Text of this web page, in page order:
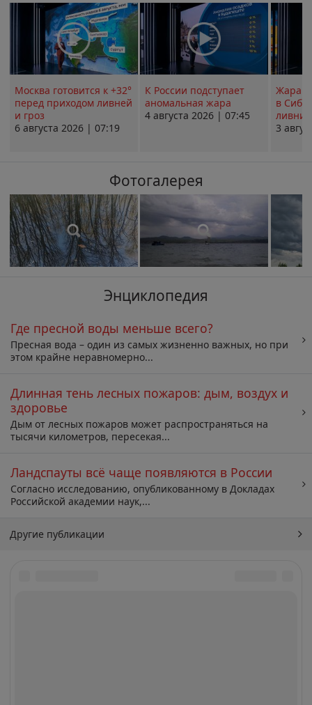
Москва готовится к +32°
перед приходом ливней
и гроз
6 августа 2026 | 07:19
К России подступает
аномальная жара
4 августа 2026 | 07:45
Жара в
в
ливни
3
Фотогалерея
Энциклопедия
Где пресной воды меньше всего?
Пресная вода – один из самых жизненно важных, но при
этом крайне неравномерно...
Длинная тень лесных пожаров: дым, воздух и
здоровье
Дым от лесных пожаров может распространяться на
тысячи километров, пересекая...
Ландспауты всё чаще появляются в России
Согласно исследованию, опубликованному в Докладах
Российской академии наук,...
Другие публикации